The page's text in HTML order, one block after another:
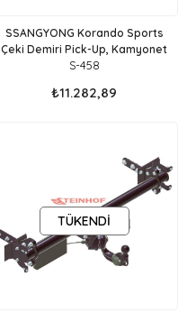
SSANGYONG Korando Sports
Çeki Demiri Pick-Up, Kamyonet
S-458
₺11.282,89
TÜKENDI